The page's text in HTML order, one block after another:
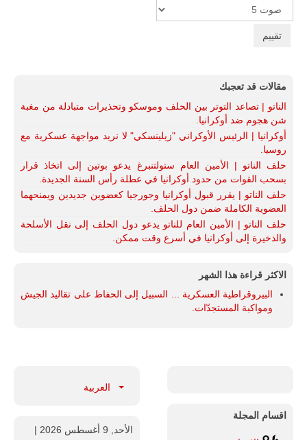
Rate
مقالات قد تعجبك
الناتو | تصاعد التوتر بين الحلف وموسكو وتحذيرات متبادلة من مغبة
شن هجوم ضد أوكرانيا.
أوكرانيا | الرئيس الأوكراني "زيلينسكي" لا نريد مواجهة عسكرية مع
روسيا.
حلف الناتو | الأمين العام ستولتنبرغ يدعو بوتين إلى اتخاذ قرار
بسحب القوات من حدود أوكرانيا في عطلة رأس السنة الجديدة.
حلف الناتو | يقرر قبول أوكرانيا وجورجيا كعضوين جديدين ويمنحهما
العضوية الكاملة ضمن دول الحلف.
حلف الناتو | الأمين العام للناتو يدعو دول الحلف إلى نقل الأسلحة
والذخيرة إلى أوكرانيا في أسرع وقت ممكن.
الاكثر قراءة هذا الشهر
البيروقراطية العسكرية ... السبيل إلى الحفاظ على تقاليد الجيش
ومواكبة المستجدّات.
اقسام المجلة
العربية
الأحد, 9 أغسطس 2026
|